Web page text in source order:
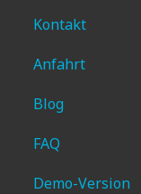
Kontakt
Anfahrt
Blog
FAQ
Demo-Version